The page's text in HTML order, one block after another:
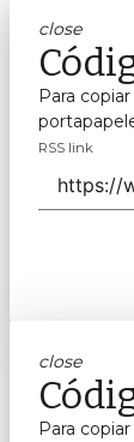
close
Para
RSS link
close
Para